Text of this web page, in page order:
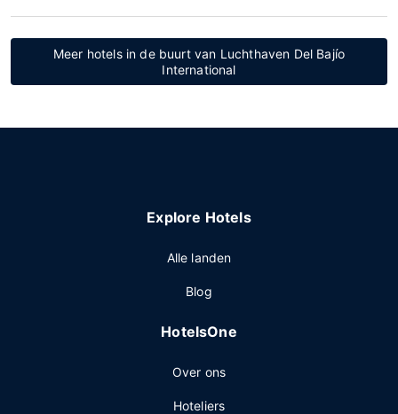
Meer hotels in de buurt van Luchthaven Del Bajío
International
Explore Hotels
Alle landen
Blog
HotelsOne
Over ons
Hoteliers